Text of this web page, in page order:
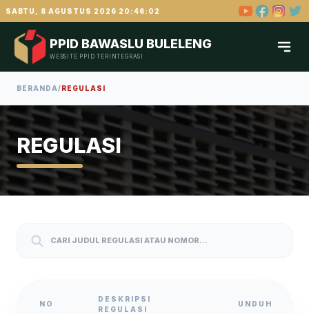
SABTU, 8 AGUSTUS 2026 20:46:02
PPID BAWASLU BULELENG
WEBSITE PPID TERINTEGRASI
BERANDA/REGULASI
REGULASI
NO
DESKRIPSI
REGULASI
UNDUH